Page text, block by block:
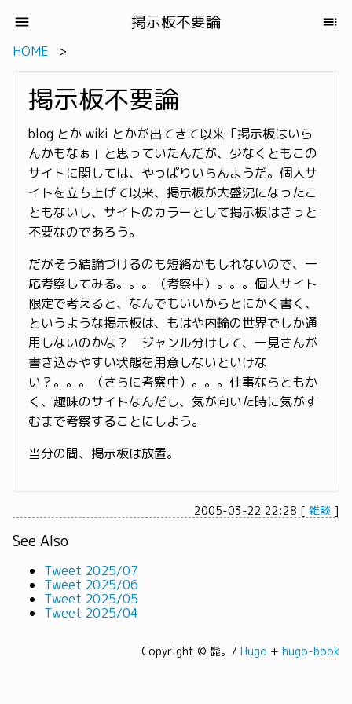
掲示板不要論
HOME
掲示板不要論
blog とか wiki とかが出てきて以来「掲示板はいら
んかもなぁ」と思っていたんだが、少なくともこの
サイトに関しては、やっぱりいらんようだ。個人サ
イトを立ち上げて以来、掲示板が大盛況になったこ
ともないし、サイトのカラーとして掲示板はきっと
不要なのであろう。
だがそう結論づけるのも短絡かもしれないので、一
応考察してみる。。。（考察中）。。。個人サイト
限定で考えると、なんでもいいからとにかく書く、
というような掲示板は、もはや内輪の世界でしか通
用しないのかな？ ジャンル分けして、一見さんが
書き込みやすい状態を用意しないといけな
い？。。。（さらに考察中）。。。仕事ならともか
く、趣味のサイトなんだし、気が向いた時に気がす
むまで考察することにしよう。
当分の間、掲示板は放置。
2005-03-22 22:28 [ 雑談 ]
See Also
Tweet 2025/07
Tweet 2025/06
Tweet 2025/05
Tweet 2025/04
Copyright © 髭。/ Hugo + hugo-book